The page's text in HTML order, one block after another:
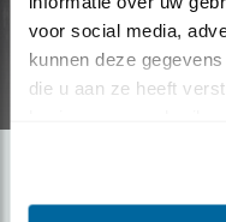
voor social media,
kunnen deze
die u aan ze heeft
30.04.20